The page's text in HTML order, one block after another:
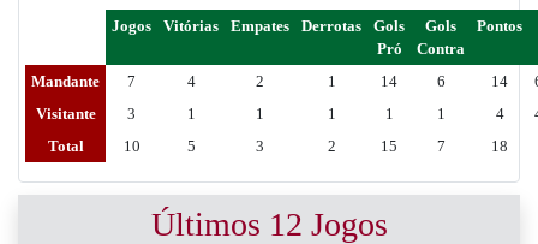
Jogos Vitórias Empates Derrotas
Gols
Pró
Gols
Contra
Pontos
Mandante 7 4 2 1 14 6 14
Visitante
3 1 1 1 1 1 4
Total
10 5 3 2 15 7 18
Últimos 12 Jogos